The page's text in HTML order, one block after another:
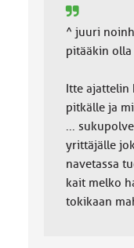
^ juuri
pitääkin olla
Itte ajattelin
pitkälle ja
...
yrittäjälle
navetassa
kait melko
tokikaan